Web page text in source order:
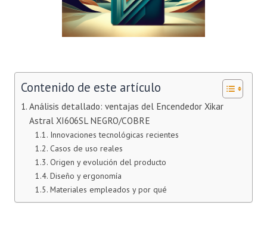
Contenido de este artículo
Análisis detallado: ventajas del Encendedor Xikar
Astral XI606SL NEGRO/COBRE
Innovaciones tecnológicas recientes
Casos de uso reales
Origen y evolución del producto
Diseño y ergonomía
Materiales empleados y por qué